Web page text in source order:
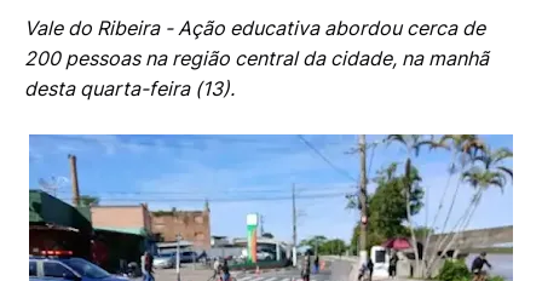
Vale do Ribeira - Ação educativa abordou cerca de
200 pessoas na região central da cidade, na manhã
desta quarta-feira (13).